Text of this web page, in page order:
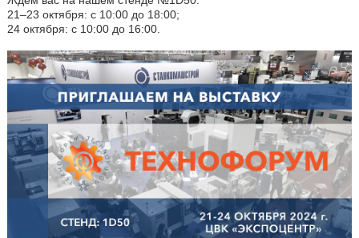
21–23 октября: с 10:00 до 18:00;
24 октября: с 10:00 до 16:00.